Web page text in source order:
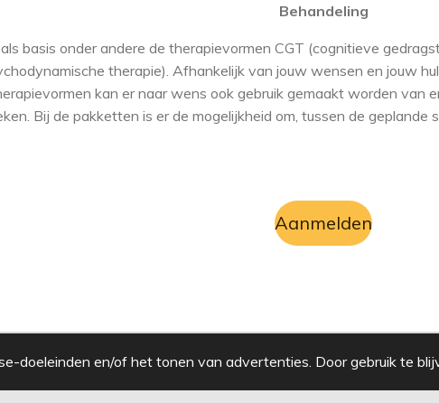
doeleinden en/of het tonen van advertenties. Door gebruik te
Behandeling
basis onder andere de therapievormen CGT (cognitieve
therapie). Afhankelijk van jouw wensen en jouw
kan er naar wens ook gebruik gemaakt worden van
Bij de pakketten is er de mogelijkheid om, tussen de
Aanmelden
Email:tabita@selflab.nl